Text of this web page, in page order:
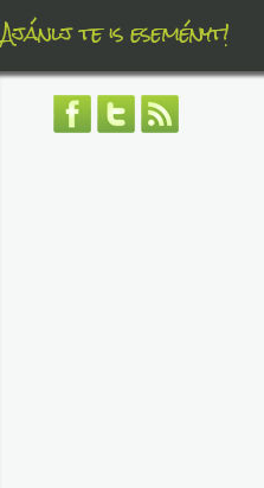
Ajánlj te is eseményt!